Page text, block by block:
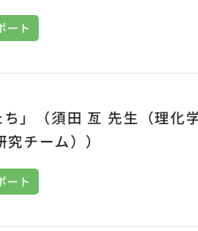
ート
ち」（須田 亙 先生（理
チーム））
ート